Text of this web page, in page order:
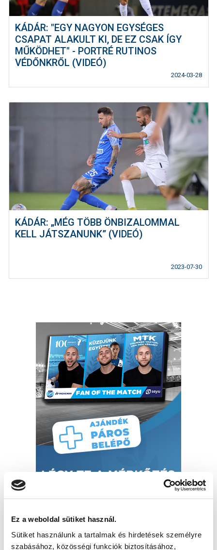
Ez a weboldal sütiket használ.
Sütiket használunk a tartalmak és hirdetések személyre
szabásához, közösségi funkciók biztosításához,
KÁDÁR: "EGY NAGYON EGYSÉGES
CSAPAT ALAKULT KI, DE EZ CSAK ÍGY
MŰKÖDHET" - PORTRÉ RUTINOS
VÉDŐNKRŐL (VIDEÓ)
2024-03-28
KÁDÁR: „MÉG TÖBB ÖNBIZALOMMAL
KELL JÁTSZANUNK” (VIDEÓ)
2023-07-30